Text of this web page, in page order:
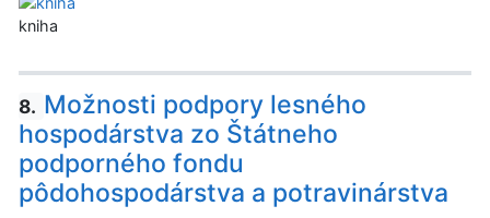
kniha
8. Možnosti podpory lesného
hospodárstva zo Štátneho
podporného fondu
pôdohospodárstva a potravinárstva